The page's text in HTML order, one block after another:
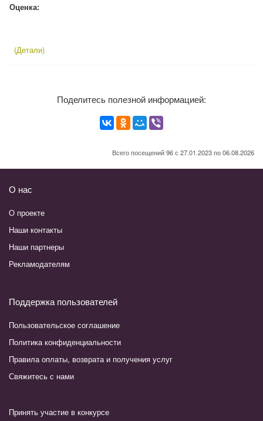
Оценка:
(Детали)
Поделитесь полезной информацией:
Всего посещений 96 с 27.01.2023 по 06.08.2026
О нас
О проекте
Наши контакты
Наши партнеры
Рекламодателям
Поддержка пользователей
Пользовательское соглашение
Политика конфиденциальности
Правила оплаты, возврата и получения услуг
Свяжитесь с нами
Принять участие в конкурсе